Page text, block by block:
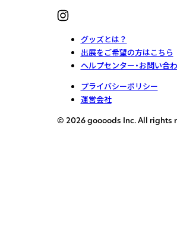
グッズとは？
出展をご希望の方はこちら
ヘルプセンター・お問い合
プライバシーポリシー
運営会社
© 2026 goooods Inc. All rights